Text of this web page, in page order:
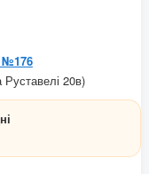
№176
20в)